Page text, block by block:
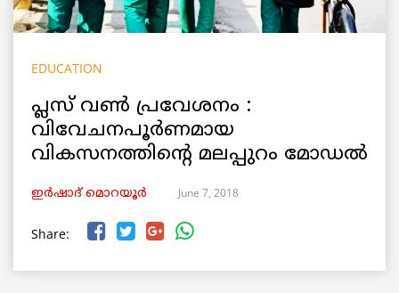
EDUCATION
പ്ലസ് വണ്‍ പ്രവേശനം :
വിവേചനപൂര്‍ണമായ
വികസനത്തിന്റെ മലപ്പുറം മോഡല്‍
ഇര്‍ഷാദ് മൊറയൂര്‍ June 7, 2018
Share: